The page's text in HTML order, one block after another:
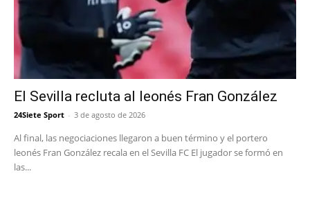
El Sevilla recluta al leonés Fran González
24Siete Sport - 3 de agosto de 2026
Al final, las negociaciones llegaron a buen término y el portero
leonés Fran González recala en el Sevilla FC El jugador se formó en
las...